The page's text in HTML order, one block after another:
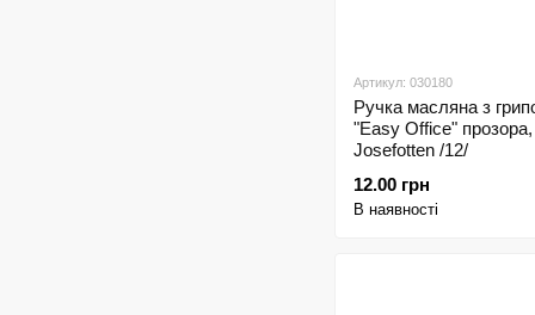
Артикул: 030180
Ручка масляна з
"Easy Office"
Josefоtten /12/
12.00 грн
В наявності